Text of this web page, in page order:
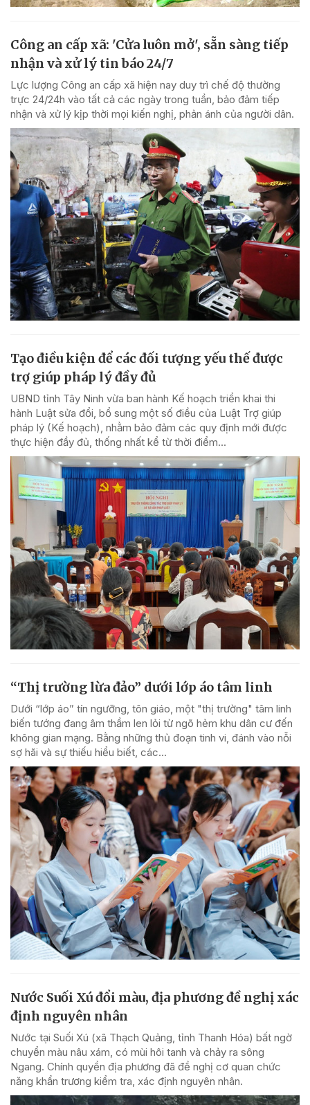
Công an cấp xã: 'Cửa luôn mở', sẵn sàng tiếp
nhận và xử lý tin báo 24/7
Lực lượng Công an cấp xã hiện nay duy trì chế độ thường
trực 24/24h vào tất cả các ngày trong tuần, bảo đảm tiếp
nhận và xử lý kịp thời mọi kiến nghị, phản ánh của người dân.
Tạo điều kiện để các đối tượng yếu thế được
trợ giúp pháp lý đầy đủ
UBND tỉnh Tây Ninh vừa ban hành Kế hoạch triển khai thi
hành Luật sửa đổi, bổ sung một số điều của Luật Trợ giúp
pháp lý (Kế hoạch), nhằm bảo đảm các quy định mới được
thực hiện đầy đủ, thống nhất kể từ thời điểm...
“Thị trường lừa đảo” dưới lớp áo tâm linh
Dưới “lớp áo” tín ngưỡng, tôn giáo, một "thị trường" tâm linh
biến tướng đang âm thầm len lỏi từ ngõ hẻm khu dân cư đến
không gian mạng. Bằng những thủ đoạn tinh vi, đánh vào nỗi
sợ hãi và sự thiếu hiểu biết, các...
Nước Suối Xú đổi màu, địa phương đề nghị xác
định nguyên nhân
Nước tại Suối Xú (xã Thạch Quảng, tỉnh Thanh Hóa) bất ngờ
chuyển màu nâu xám, có mùi hôi tanh và chảy ra sông
Ngang. Chính quyền địa phương đã đề nghị cơ quan chức
năng khẩn trương kiểm tra, xác định nguyên nhân.